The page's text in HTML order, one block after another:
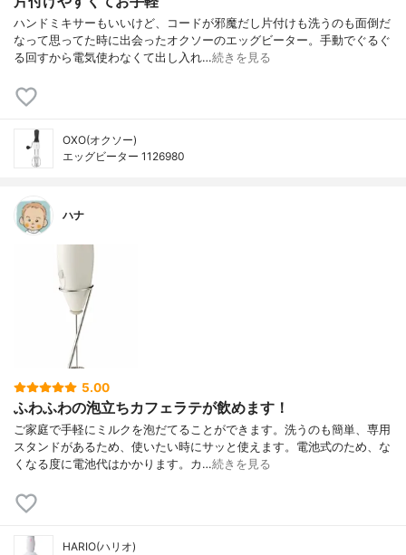
ハンドミキサーもいいけど、コードが邪魔だし片付けも洗うのも面倒だ
なって思ってた時に出会ったオクソーのエッグビーター。手動でぐるぐ
る回すから電気使わなくて出し入れ…続きを見る
OXO(オクソー)
エッグビーター 1126980
ハナ
5.00
ふわふわの泡立ちカフェラテが飲めます！
ご家庭で手軽にミルクを泡だてることができます。洗うのも簡単、専用
スタンドがあるため、使いたい時にサッと使えます。電池式のため、な
くなる度に電池代はかかります。カ…続きを見る
HARIO(ハリオ)